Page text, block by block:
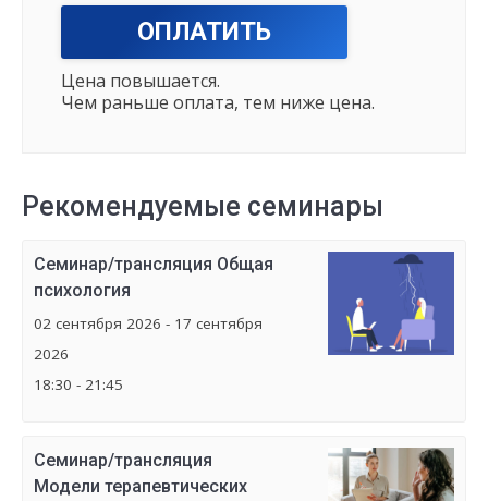
ОПЛАТИТЬ
Цена повышается.
Чем раньше оплата, тем ниже цена.
Рекомендуемые семинары
Семинар/трансляция Общая
психология
02 сентября 2026 - 17 сентября
2026
18:30 - 21:45
Семинар/трансляция
Модели терапевтических